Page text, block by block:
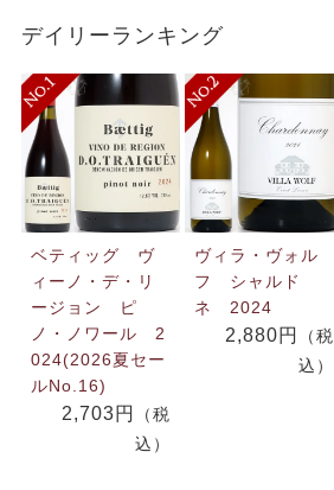
デイリーランキング
ベティッグ ヴ
ィーノ・デ・リ
ージョン ピ
ノ・ノワール 2
024(2026夏セー
ルNo.16)
2,703円
（税
込）
ヴィラ・ヴォル
フ シャルド
ネ 2024
2,880円
（税
込）